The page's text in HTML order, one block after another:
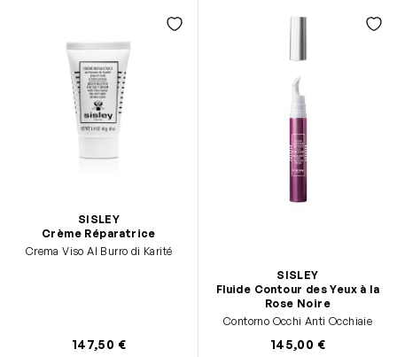
SISLEY
Crème Réparatrice
Crema Viso Al Burro di Karité
147,50 €
SISLEY
Fluide Contour des Yeux à la
Rose Noire
Contorno Occhi Anti Occhiaie
145,00 €